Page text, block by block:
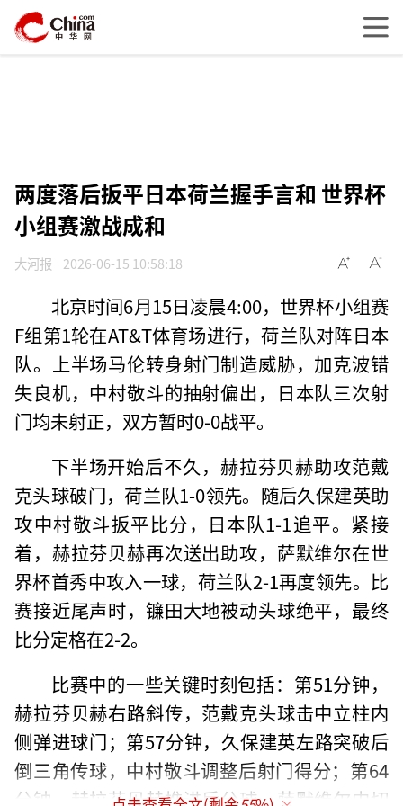
两度落后扳平日本荷兰握手言和 世界杯
小组赛激战成和
大河报 2026-06-15 10:58:18
北京时间6月15日凌晨4:00，世界杯小组赛
F组第1轮在AT&T体育场进行，荷兰队对阵日本
队。上半场马伦转身射门制造威胁，加克波错
失良机，中村敬斗的抽射偏出，日本队三次射
门均未射正，双方暂时0-0战平。
下半场开始后不久，赫拉芬贝赫助攻范戴
克头球破门，荷兰队1-0领先。随后久保建英助
攻中村敬斗扳平比分，日本队1-1追平。紧接
着，赫拉芬贝赫再次送出助攻，萨默维尔在世
界杯首秀中攻入一球，荷兰队2-1再度领先。比
赛接近尾声时，镰田大地被动头球绝平，最终
比分定格在2-2。
比赛中的一些关键时刻包括：第51分钟，
赫拉芬贝赫右路斜传，范戴克头球击中立柱内
侧弹进球门；第57分钟，久保建英左路突破后
倒三角传球，中村敬斗调整后射门得分；第64
分钟，赫拉芬贝赫推进后分球，萨默维尔内切